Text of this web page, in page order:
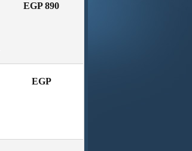
EGP 890
EGP